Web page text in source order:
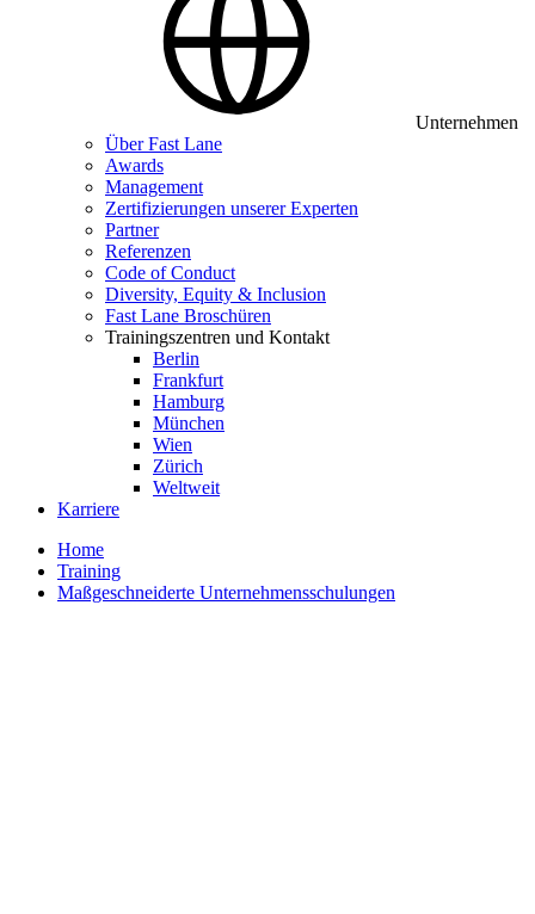
Unternehmen
Über Fast Lane
Awards
Management
Zertifizierungen unserer Experten
Partner
Referenzen
Code of Conduct
Diversity, Equity & Inclusion
Fast Lane Broschüren
Trainingszentren und Kontakt
Berlin
Frankfurt
Hamburg
München
Wien
Zürich
Weltweit
Karriere
Home
Training
Maßgeschneiderte Unternehmensschulungen